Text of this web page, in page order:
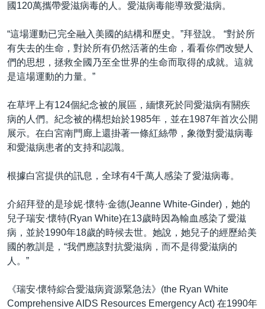
國120萬攜帶愛滋病毒的人。愛滋病毒能導致愛滋病。
“這場運動已完全融入美國的結構和歷史。”拜登說。 “對於所
有失去的生命，對於所有仍然活著的生命，看看你們改變人
們的思想，拯救全國乃至全世界的生命而取得的成就。這就
是這場運動的力量。”
在草坪上有124個紀念被的展區，緬懷死於同愛滋病有關疾
病的人們。紀念被的構想始於1985年，並在1987年首次公開
展示。在白宮南門廊上還掛著一條紅絲帶，象徵對愛滋病毒
和愛滋病患者的支持和認識。
根據白宮提供的訊息，全球有4千萬人感染了愛滋病毒。
介紹拜登的是珍妮·懷特·金德(Jeanne White-Ginder)，她的
兒子瑞安·懷特(Ryan White)在13歲時因為輸血感染了愛滋
病，並於1990年18歲的時候去世。她說，她兒子的經歷給美
國的教訓是，“我們應該對抗愛滋病，而不是得愛滋病的
人。”
《瑞安‧懷特綜合愛滋病資源緊急法》(the Ryan White
Comprehensive AIDS Resources Emergency Act) 在1990年